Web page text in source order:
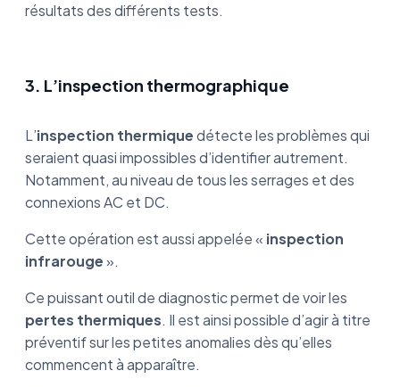
résultats des différents tests.
3. L’inspection thermographique
L’inspection thermiquedétecte les problèmes qui
seraient quasi impossibles d’identifier autrement.
Notamment, au niveau de tous les serrages et des
connexions AC et DC.
Cette opération est aussi appelée « inspection
infrarouge».
Ce puissant outil de diagnostic permet de voir les
pertes thermiques. Il est ainsi possible d’agir à titre
préventif sur les petites anomalies dès qu’elles
commencent à apparaître.